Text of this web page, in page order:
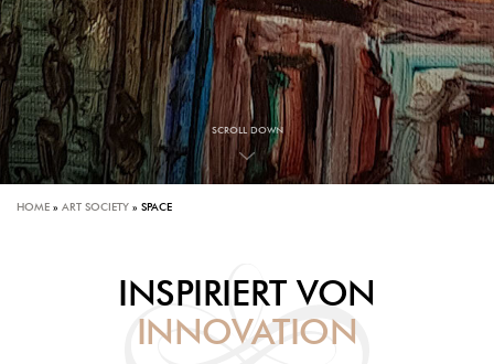
SCROLL DOWN
HOME » ART SOCIETY » SPACE
INSPIRIERT VON
INNOVATION